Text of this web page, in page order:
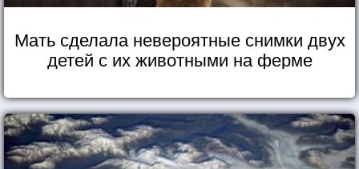
Мать сделала невероятные снимки двух
детей с их животными на ферме